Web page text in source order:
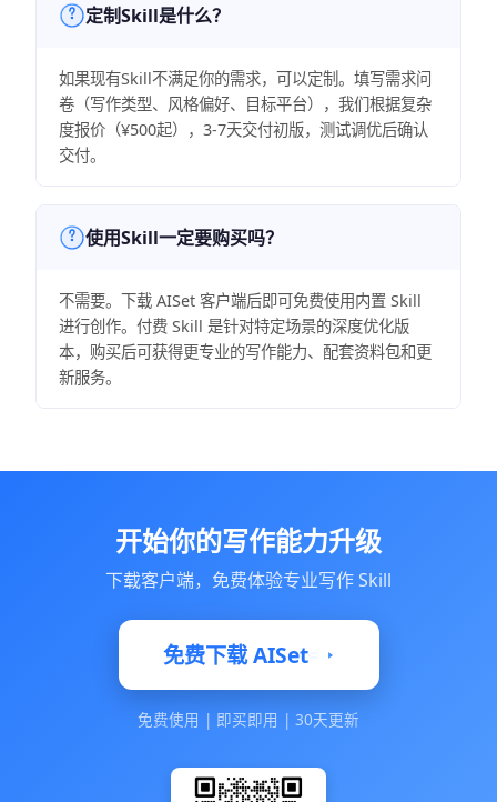
定制Skill是什么？
如果现有Skill不满足你的需求，可以定制。填写需求问
卷（写作类型、风格偏好、目标平台），我们根据复杂
度报价（¥500起），3-7天交付初版，测试调优后确认
交付。
使用Skill一定要购买吗？
不需要。下载 AISet 客户端后即可免费使用内置 Skill
进行创作。付费 Skill 是针对特定场景的深度优化版
本，购买后可获得更专业的写作能力、配套资料包和更
新服务。
开始你的写作能力升级
下载客户端，免费体验专业写作 Skill
免费下载 AISet
免费使用 | 即买即用 | 30天更新